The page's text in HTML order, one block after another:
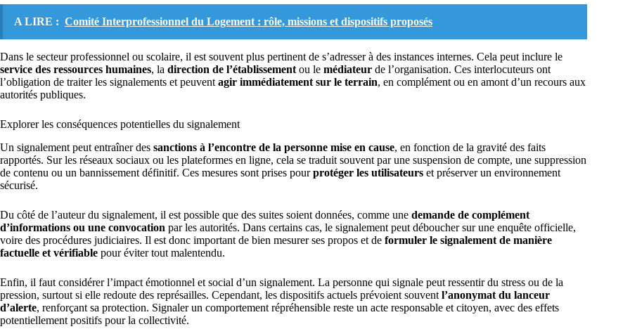
A LIRE : Comité Interprofessionnel du Logement : rôle, missions et dispositifs proposés
Dans le secteur professionnel ou scolaire, il est souvent plus pertinent de s’adresser à des instances internes. Cela peut inclure le
service des ressources humaines, la direction de l’établissement ou le médiateur de l’organisation. Ces interlocuteurs ont
l’obligation de traiter les signalements et peuvent agir immédiatement sur le terrain, en complément ou en amont d’un recours aux
autorités publiques.
Explorer les conséquences potentielles du signalement
Un signalement peut entraîner des sanctions à l’encontre de la personne mise en cause, en fonction de la gravité des faits
rapportés. Sur les réseaux sociaux ou les plateformes en ligne, cela se traduit souvent par une suspension de compte, une suppression
de contenu ou un bannissement définitif. Ces mesures sont prises pourprotéger les utilisateurs et préserver un environnement
sécurisé.
Du côté de l’auteur du signalement, il est possible que des suites soient données, comme une demande de complément
d’informations ou une convocation par les autorités. Dans certains cas, le signalement peut déboucher sur une enquête officielle,
voire des procédures judiciaires. Il est donc important de bien mesurer ses propos et de formuler le signalement de manière
factuelle et vérifiable pour éviter tout malentendu.
Enfin, il faut considérer l’impact émotionnel et social d’un signalement. La personne qui signale peut ressentir du stress ou de la
pression, surtout si elle redoute des représailles. Cependant, les dispositifs actuels prévoient souvent l’anonymat du lanceur
d’alerte, renforçant sa protection. Signaler un comportement répréhensible reste un acte responsable et citoyen, avec des effets
potentiellement positifs pour la collectivité.